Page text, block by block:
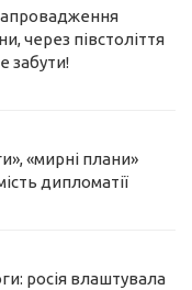
через півстоліття
забути!
«мирні плани»
дипломатії
росія влаштувала